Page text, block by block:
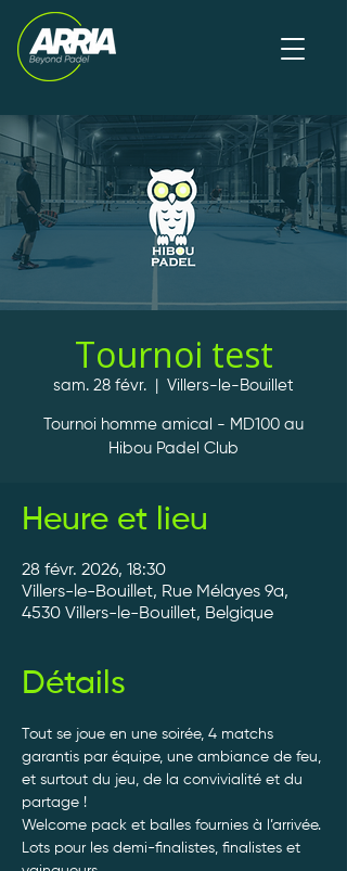
Tournoi test
sam. 28 févr. Villers-le-Bouillet
Tournoi homme amical - MD100 au
Hibou Padel Club
Heure et lieu
28 févr. 2026, 18:30
Villers-le-Bouillet, Rue Mélayes 9a,
4530 Villers-le-Bouillet, Belgique
Détails
Tout se joue en une soirée, 4 matchs
garantis par équipe, une ambiance de feu,
et surtout du jeu, de la convivialité et du
partage !
Welcome pack et balles fournies à l’arrivée.
Lots pour les demi-finalistes, finalistes et